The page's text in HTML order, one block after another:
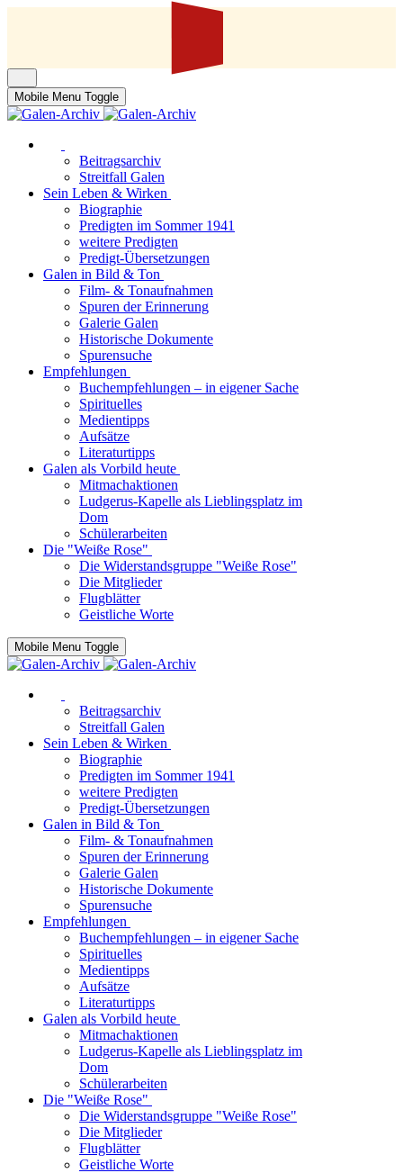
Mobile Menu Toggle
Beitragsarchiv
Streitfall Galen
Sein Leben & Wirken
Biographie
Predigten im Sommer 1941
weitere Predigten
Predigt-Übersetzungen
Galen in Bild & Ton
Film- & Tonaufnahmen
Spuren der Erinnerung
Galerie Galen
Historische Dokumente
Spurensuche
Empfehlungen
Buchempfehlungen – in eigener Sache
Spirituelles
Medientipps
Aufsätze
Literaturtipps
Galen als Vorbild heute
Mitmachaktionen
Ludgerus-Kapelle als Lieblingsplatz im
Dom
Schülerarbeiten
Die "Weiße Rose"
Die Widerstandsgruppe "Weiße Rose"
Die Mitglieder
Flugblätter
Geistliche Worte
Mobile Menu Toggle
Beitragsarchiv
Streitfall Galen
Sein Leben & Wirken
Biographie
Predigten im Sommer 1941
weitere Predigten
Predigt-Übersetzungen
Galen in Bild & Ton
Film- & Tonaufnahmen
Spuren der Erinnerung
Galerie Galen
Historische Dokumente
Spurensuche
Empfehlungen
Buchempfehlungen – in eigener Sache
Spirituelles
Medientipps
Aufsätze
Literaturtipps
Galen als Vorbild heute
Mitmachaktionen
Ludgerus-Kapelle als Lieblingsplatz im
Dom
Schülerarbeiten
Die "Weiße Rose"
Die Widerstandsgruppe "Weiße Rose"
Die Mitglieder
Flugblätter
Geistliche Worte